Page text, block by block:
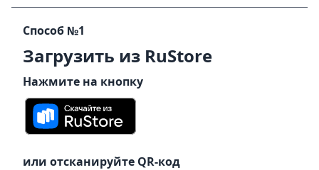
Способ №1
Загрузить из RuStore
Нажмите на кнопку
или отсканируйте QR-код